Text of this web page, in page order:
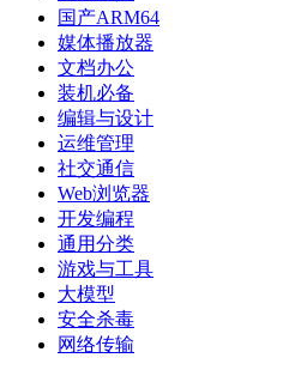
国产ARM64
媒体播放器
文档办公
装机必备
编辑与设计
运维管理
社交通信
Web浏览器
开发编程
通用分类
游戏与工具
大模型
安全杀毒
网络传输